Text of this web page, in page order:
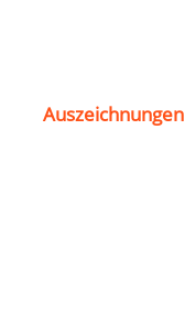
Auszeichnungen